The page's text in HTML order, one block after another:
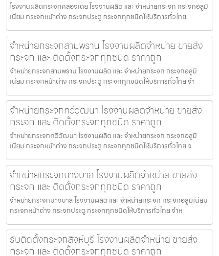
โรงงานผลิตกระจกคลองเตย โรงงานผลิต และ จำหน่ายกระจก กระจกอลูมิ
เนียม กระจกหน้าต่าง กระจกประตู กระจกทุกชนิดให้บริการทั่วไทย
จำหน่ายกระจกสามพราน โรงงานผลิตจำหน่าย ขายส่ง
กระจก และ ติดตั้งกระจกทุกชนิด ราคาถูก
จำหน่ายกระจกสามพราน โรงงานผลิต และ จำหน่ายกระจก กระจกอลูมิ
เนียม กระจกหน้าต่าง กระจกประตู กระจกทุกชนิดให้บริการทั่วไทย จำ
จำหน่ายกระจกทวีวัฒนา โรงงานผลิตจำหน่าย ขายส่ง
กระจก และ ติดตั้งกระจกทุกชนิด ราคาถูก
จำหน่ายกระจกทวีวัฒนา โรงงานผลิต และ จำหน่ายกระจก กระจกอลูมิ
เนียม กระจกหน้าต่าง กระจกประตู กระจกทุกชนิดให้บริการทั่วไทย จ
จำหน่ายกระจกบางบาล โรงงานผลิตจำหน่าย ขายส่ง
กระจก และ ติดตั้งกระจกทุกชนิด ราคาถูก
จำหน่ายกระจกบางบาล โรงงานผลิต และ จำหน่ายกระจก กระจกอลูมิเนียม
กระจกหน้าต่าง กระจกประตู กระจกทุกชนิดให้บริการทั่วไทย จำห
รับติดตั้งกระจกสิงห์บุรี โรงงานผลิตจำหน่าย ขายส่ง
กระจก และ ติดตั้งกระจกทุกชนิด ราคาถูก